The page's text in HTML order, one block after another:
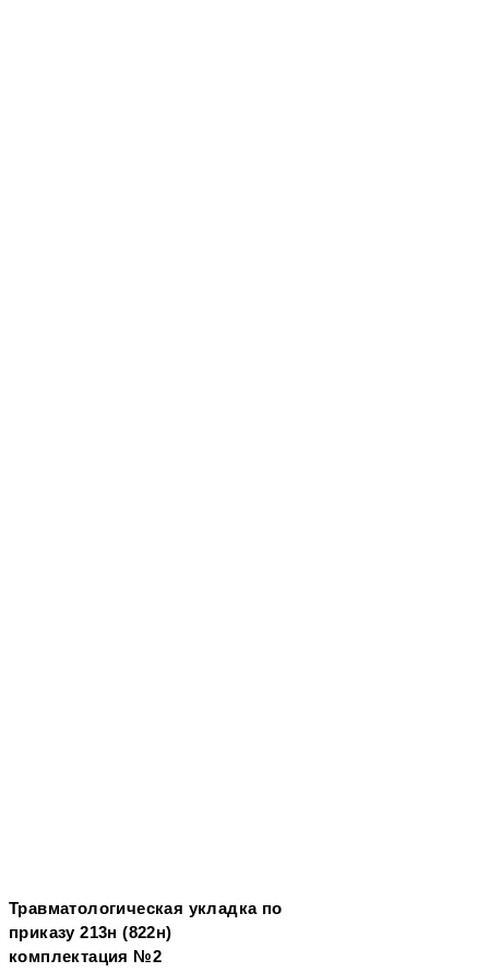
Травматологическая укладка по
приказу 213н (822н)
комплектация №2